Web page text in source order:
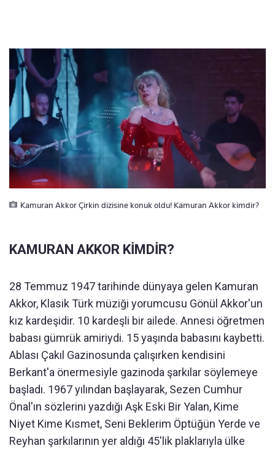
Kamuran Akkor Çirkin dizisine konuk oldu! Kamuran Akkor kimdir?
KAMURAN AKKOR KİMDİR?
28 Temmuz 1947 tarihinde dünyaya gelen Kamuran
Akkor, Klasik Türk müziği yorumcusu Gönül Akkor'un
kız kardeşidir. 10 kardeşli bir ailede. Annesi öğretmen
babası gümrük amiriydi. 15 yaşında babasını kaybetti.
Ablası Çakıl Gazinosunda çalışırken kendisini
Berkant'a önermesiyle gazinoda şarkılar söylemeye
başladı. 1967 yılından başlayarak, Sezen Cumhur
Önal'ın sözlerini yazdığı Aşk Eski Bir Yalan, Kime
Niyet Kime Kısmet, Seni Beklerim Öptüğün Yerde ve
Reyhan şarkılarının yer aldığı 45'lik plaklarıyla ülke